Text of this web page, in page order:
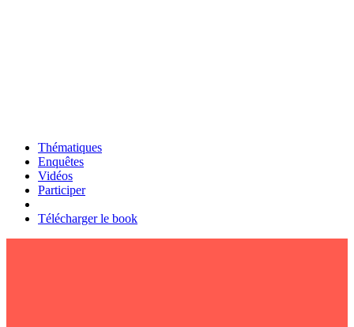
Thématiques
Enquêtes
Vidéos
Participer
Télécharger le book